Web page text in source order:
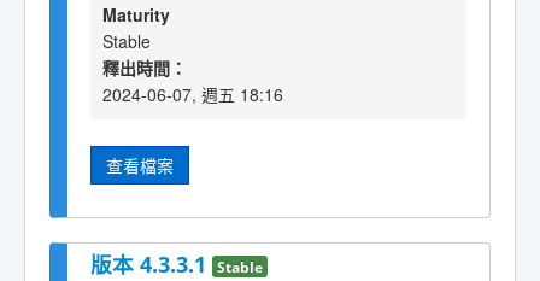
Maturity
Stable
釋出時間：
2024-06-07, 週五 18:16
查看檔案
版本 4.3.3.1 Stable